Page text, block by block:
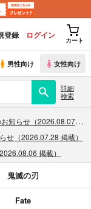
登録 ログイン
カート
男性向け 女性向け
詳細
検索
せ（2026.08.07 掲載）
せ（2026.07.28 掲載）
掲載）
らせ（2026.02.05 掲載）
鬼滅の刃
Fate